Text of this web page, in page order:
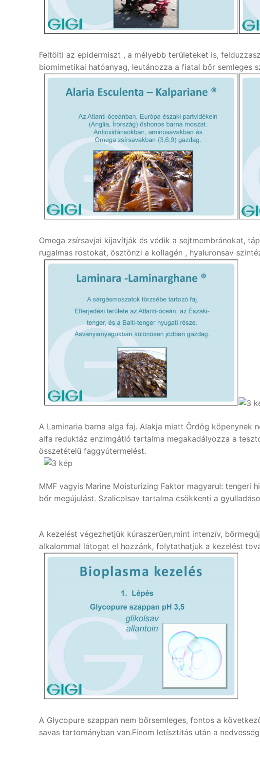
Feltölti az epidermiszt , a mélyebb területeket is,
biomimetikai hatóanyag, leutánozza a fiatal bőr semleges
Omega zsírsavjai kijavítják és védik a sejtmembránokat,
rugalmas rostokat, ösztönzi a kollagén , hyaluronsav
A Laminaria barna alga faj. Alakja miatt Ördög
alfa reduktáz enzimgátló tartalma megakadályozza a
összetételű faggyútermelést.
MMF vagyis Marine Moisturizing Faktor magyarul:
bőr megújulást. Szalicolsav tartalma csökkenti a
A kezelést végezhetjük kúraszerűen,mint intenzív,
alkalommal látogat el hozzánk, folytathatjuk a kezelést
A Glycopure szappan nem bőrsemleges, fontos a
savas tartományban van.Finom letísztitás után a